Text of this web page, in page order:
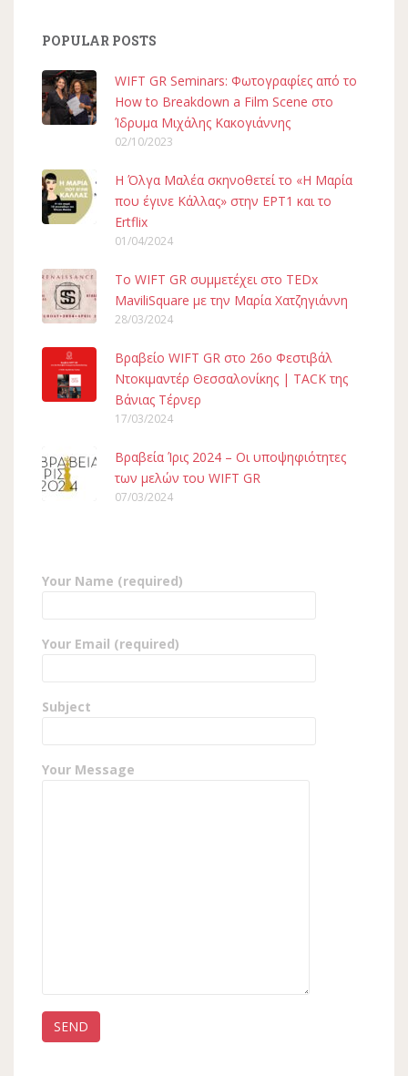
POPULAR POSTS
WIFT GR Seminars: Φωτογραφίες από το
How to Breakdown a Film Scene στο
Ίδρυμα Μιχάλης Κακογιάννης
02/10/2023
H Όλγα Μαλέα σκηνοθετεί το «Η Μαρία
που έγινε Κάλλας» στην ΕΡΤ1 και το
Ertflix
01/04/2024
To WIFT GR συμμετέχει στο TEDx
MaviliSquare με την Μαρία Χατζηγιάννη
28/03/2024
Βραβείο WIFT GR στο 26ο Φεστιβάλ
Ντοκιμαντέρ Θεσσαλονίκης | TACK της
Βάνιας Τέρνερ
17/03/2024
Βραβεία Ίρις 2024 – Οι υποψηφιότητες
των μελών του WIFT GR
07/03/2024
Your Name (required)
Your Email (required)
Subject
Your Message